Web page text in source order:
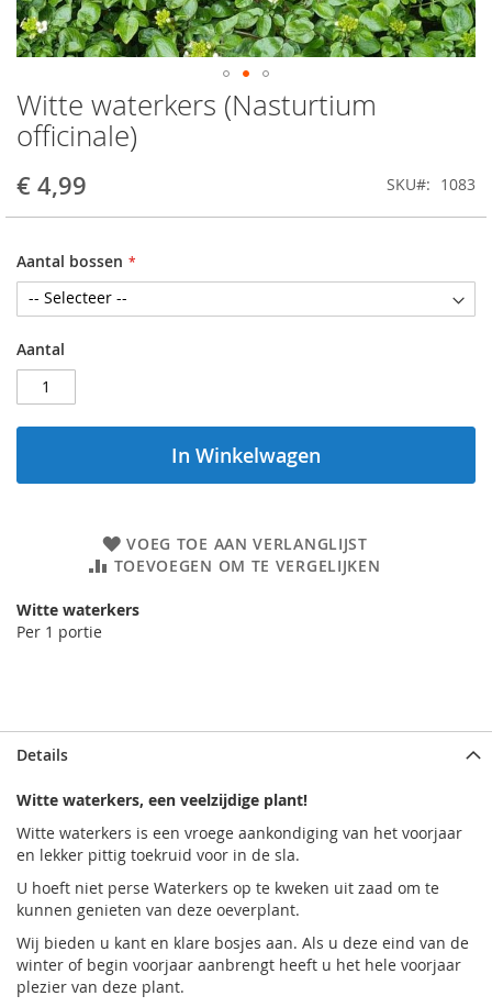
Witte waterkers (Nasturtium
officinale)
€ 4,99 SKU 1083
Aantal bossen
Aantal
In Winkelwagen
VOEG TOE AAN VERLANGLIJST
TOEVOEGEN OM TE VERGELIJKEN
Witte waterkers
Per 1 portie
Ga
naar
het
van
gallerij
Details
Witte waterkers, een veelzijdige plant!
Witte waterkers is een vroege aankondiging van het voorjaar
en lekker pittig toekruid voor in de sla.
U hoeft niet perse Waterkers op te kweken uit zaad om te
kunnen genieten van deze oeverplant.
Wij bieden u kant en klare bosjes aan. Als u deze eind van de
winter of begin voorjaar aanbrengt heeft u het hele voorjaar
plezier van deze plant.